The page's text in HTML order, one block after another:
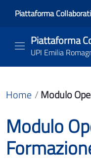
Piattaforma
Piattaforma
UPI Emilia
Home
Modulo